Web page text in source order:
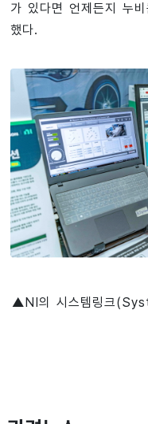
가 있다면 언제든지 누
했다.
▲NI의 시스템링크